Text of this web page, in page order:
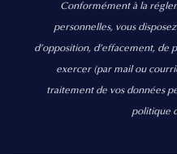
Conformément à la
personnelles, vous
d’opposition, d’effacement,
exercer (par mail ou
traitement de vos données
politique